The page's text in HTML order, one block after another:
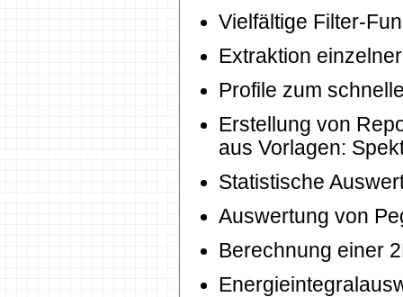
Vielfältige Filter-
Extraktion
Profile zum
Erstellung von
aus Vorlagen:
Statistische
Auswertung von
Berechnung einer